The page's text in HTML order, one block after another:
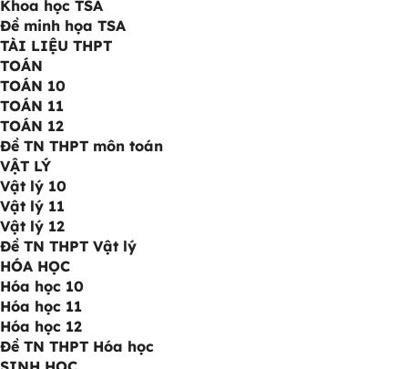
Khoa học TSA
Đề minh họa TSA
TÀI LIỆU THPT
TOÁN
TOÁN 10
TOÁN 11
TOÁN 12
Đề TN THPT môn toán
VẬT LÝ
Vật lý 10
Vật lý 11
Vật lý 12
Đề TN THPT Vật lý
HÓA HỌC
Hóa học 10
Hóa học 11
Hóa học 12
Đề TN THPT Hóa học